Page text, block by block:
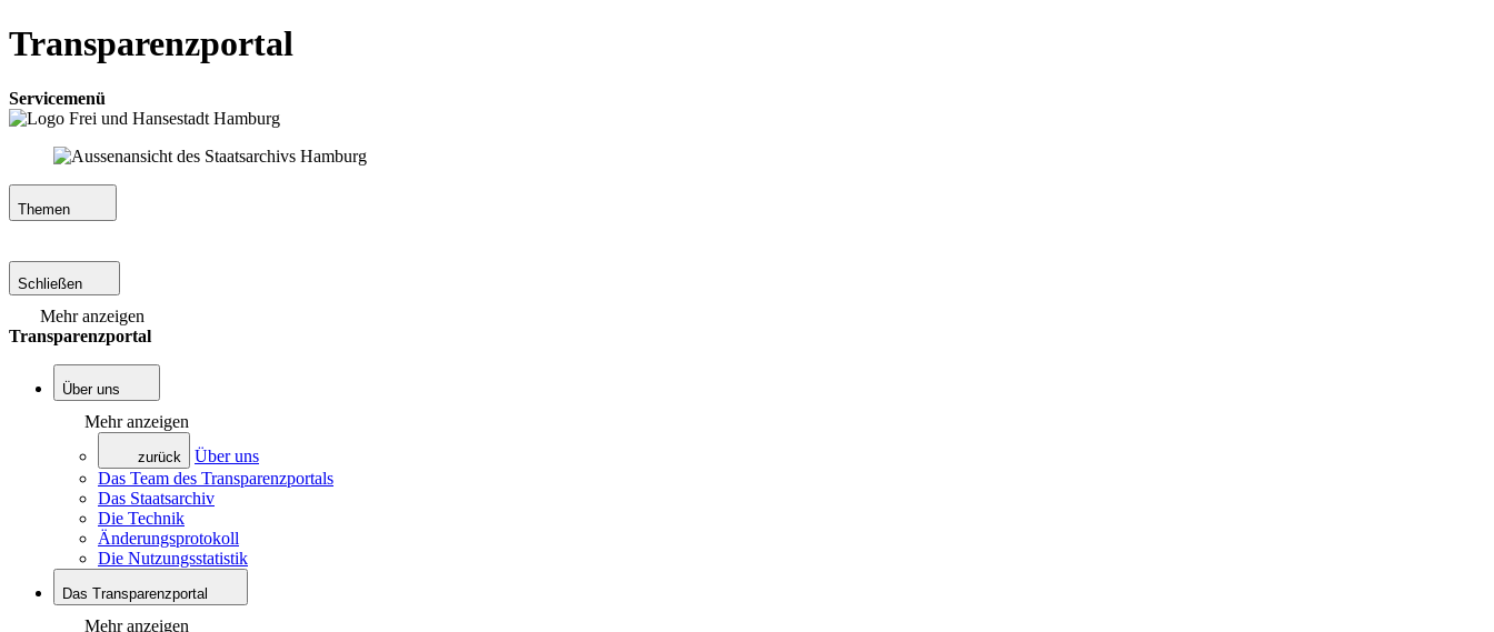
Transparenzportal
Servicemenü
Themen
Schließen
Mehr anzeigen
Transparenzportal
Über uns
Mehr anzeigen
zurück
Über uns
Das Team des Transparenzportals
Das Staatsarchiv
Die Technik
Änderungsprotokoll
Die Nutzungsstatistik
Das Transparenzportal
Mehr anzeigen